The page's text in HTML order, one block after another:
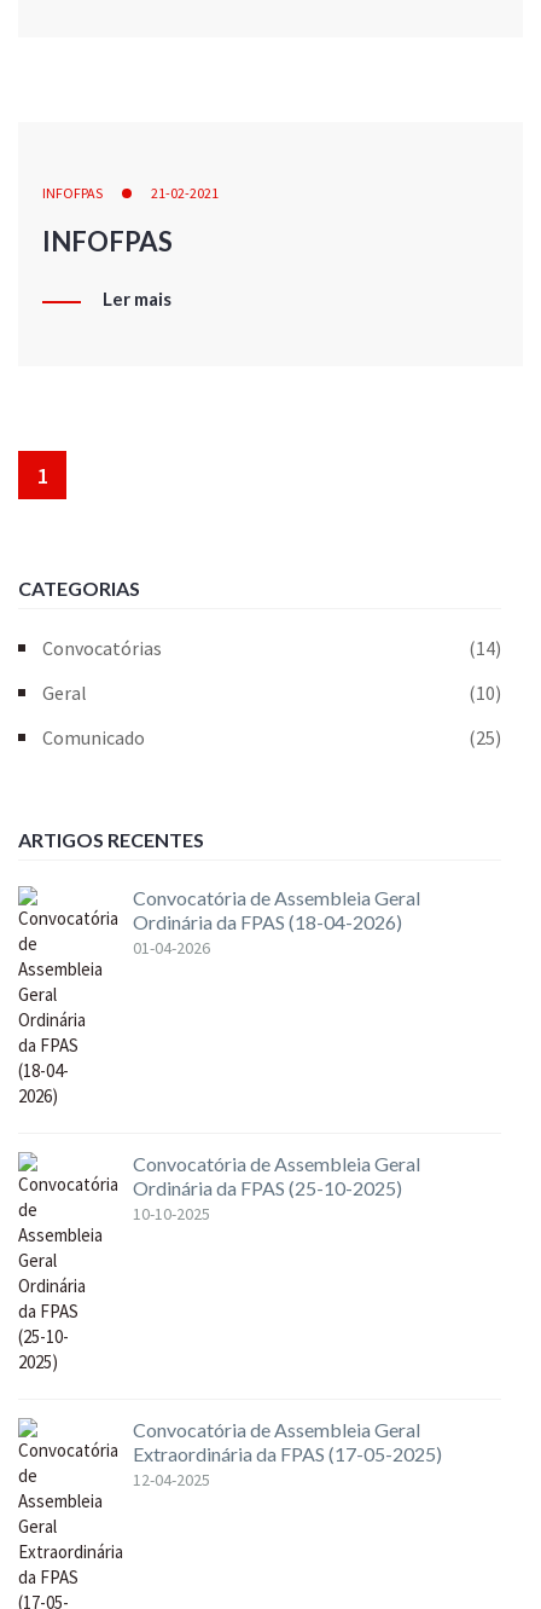
INFOFPAS 21-02-2021
INFOFPAS
Ler mais
1
CATEGORIAS
Convocatórias
(14)
Geral
(10)
Comunicado
(25)
ARTIGOS RECENTES
Convocatória de Assembleia Geral
Ordinária da FPAS (18-04-2026)
01-04-2026
Convocatória de Assembleia Geral
Ordinária da FPAS (25-10-2025)
10-10-2025
Convocatória de Assembleia Geral
Extraordinária da FPAS (17-05-2025)
12-04-2025